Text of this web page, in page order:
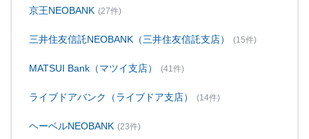
京王NEOBANK (27件)
三井住友信託NEOBANK（三井住友信託支店） (15件)
MATSUI Bank（マツイ支店） (41件)
ライブドアバンク（ライブドア支店） (14件)
ヘーベルNEOBANK (23件)